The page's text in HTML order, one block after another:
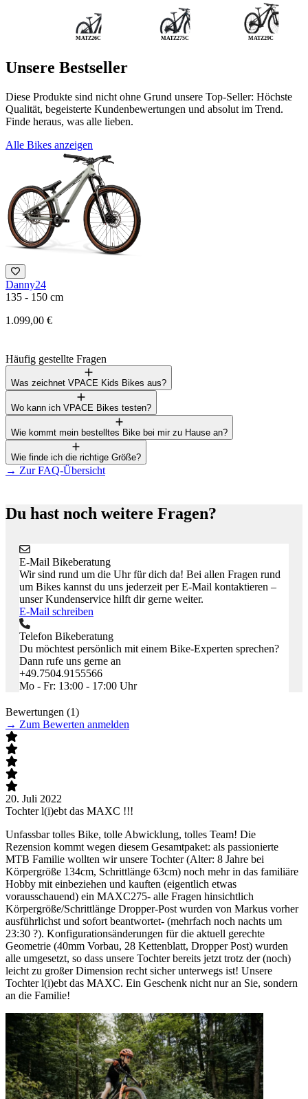
MATZ26C MATZ275C MATZ29C
Unsere Bestseller
Diese Produkte sind nicht ohne Grund unsere Top-Seller: Höchste
Qualität, begeisterte Kundenbewertungen und absolut im Trend.
Finde heraus, was alle lieben.
Alle Bikes anzeigen
Danny24
135 - 150 cm
1.099,00 €
Häufig gestellte Fragen
Was zeichnet VPACE Kids Bikes aus?
Wo kann ich VPACE Bikes testen?
Wie kommt mein bestelltes Bike bei mir zu Hause an?
Wie finde ich die richtige Größe?
→ Zur FAQ-Übersicht
Du hast noch weitere Fragen?
E-Mail Bikeberatung
Wir sind rund um die Uhr für dich da! Bei allen Fragen rund
um Bikes kannst du uns jederzeit per E-Mail kontaktieren –
unser Kundenservice hilft dir gerne weiter.
E-Mail schreiben
Telefon Bikeberatung
Du möchtest persönlich mit einem Bike-Experten sprechen?
Dann rufe uns gerne an
+49.7504.9155566
Mo - Fr: 13:00 - 17:00 Uhr
Bewertungen (1)
→ Zum Bewerten anmelden
20. Juli 2022
Tochter l(i)ebt das MAXC !!!
Unfassbar tolles Bike, tolle Abwicklung, tolles Team! Die
Rezension kommt wegen diesem Gesamtpaket: als passionierte
MTB Familie wollten wir unsere Tochter (Alter: 8 Jahre bei
Körpergröße 134cm, Schrittlänge 63cm) noch mehr in das familiäre
Hobby mit einbeziehen und kauften (eigentlich etwas
vorausschauend) ein MAXC275- alle Fragen hinsichtlich
Körpergröße/Schrittlänge Dropper-Post wurden von Markus vorher
ausführlichst und sofort beantwortet- (mehrfach noch nachts um
23:30 ?). Konfigurationsänderungen für die aktuell gerechte
Geometrie (40mm Vorbau, 28 Kettenblatt, Dropper Post) wurden
alle umgesetzt, so dass unsere Tochter bereits jetzt trotz der (noch)
leicht zu großer Dimension recht sicher unterwegs ist! Unsere
Tochter l(i)ebt das MAXC. Ein Geschenk nicht nur an Sie, sondern
an die Familie!